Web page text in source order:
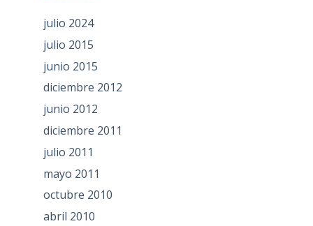
julio 2024
julio 2015
junio 2015
diciembre 2012
junio 2012
diciembre 2011
julio 2011
mayo 2011
octubre 2010
abril 2010